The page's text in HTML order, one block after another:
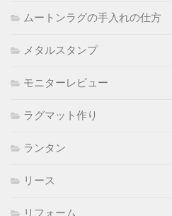
ムートンラグの手入れの仕方
メタルスタンプ
モニターレビュー
ラグマット作り
ランタン
リース
リフォーム